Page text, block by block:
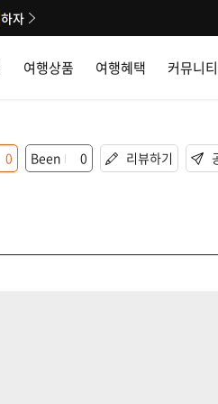
여행상품 여행혜택 커뮤니티
하자
0 Been 0 리뷰하기